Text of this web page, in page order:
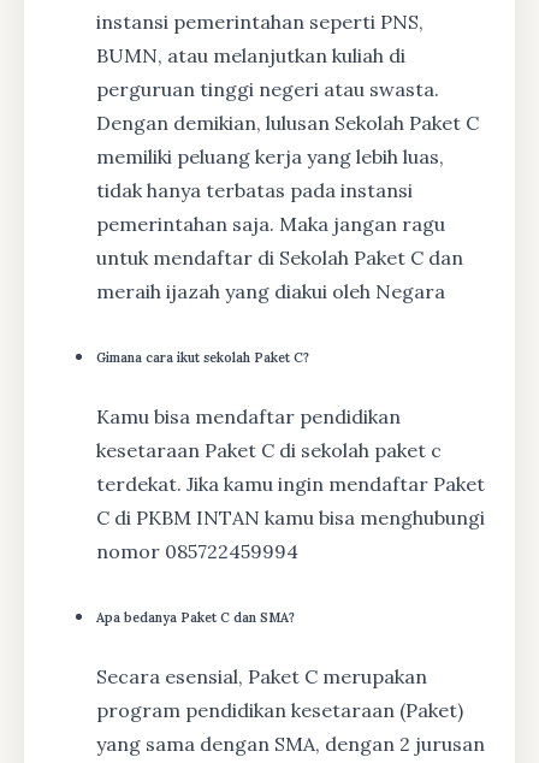
instansi pemerintahan seperti PNS,
BUMN, atau melanjutkan kuliah di
perguruan tinggi negeri atau swasta.
Dengan demikian, lulusan Sekolah Paket C
memiliki peluang kerja yang lebih luas,
tidak hanya terbatas pada instansi
pemerintahan saja. Maka jangan ragu
untuk mendaftar di Sekolah Paket C dan
meraih ijazah yang diakui oleh Negara
Gimana cara ikut sekolah Paket C?
Kamu bisa mendaftar pendidikan
kesetaraan Paket C di sekolah paket c
terdekat. Jika kamu ingin mendaftar Paket
C di PKBM INTAN kamu bisa menghubungi
nomor 085722459994
Apa bedanya Paket C dan SMA?
Secara esensial, Paket C merupakan
program pendidikan kesetaraan (Paket)
yang sama dengan SMA, dengan 2 jurusan